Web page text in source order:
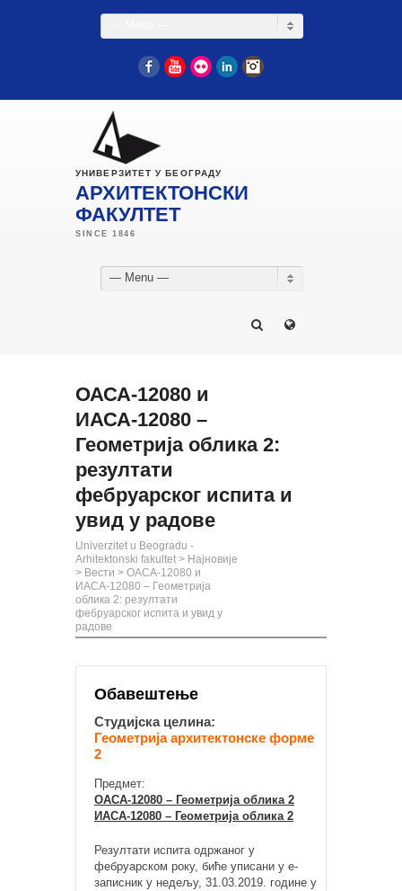
FacebookYouTube
Flickr LinkedIn
УНИВЕРЗИТЕТ У БЕОГРАДУ
АРХИТЕКТОНСКИ
ФАКУЛТЕТ
— Menu —
ОАСА-12080 и
ИАСА-12080 –
Геометрија облика 2:
резултати
фебруарског испита и
увид у радове
Univerzitet u Beogradu -
Arhitektonski fakultet > Најновије
> Вести > ОАСА-12080 и
ИАСА-12080 – Геометрија
облика 2: резултати
фебруарског испита и увид у
радове
Обавештење
Студијска целина:
Геометрија архитектонске форме
2
Предмет:
ОАСА-12080 – Геометрија облика 2
ИАСА-12080 – Геометрија облика 2
Резултати испита одржаног у
фебруарском року, биће уписани у е-
записник у недељу, 31.03.2019. године у